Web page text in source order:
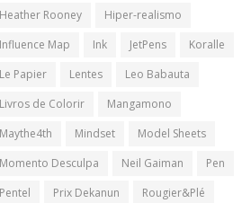
Heather Rooney
Hiper-realismo
Influence Map
Ink JetPens
Koralle
Le Papier
Lentes
Leo Babauta
Livros de Colorir
Mangamono
Maythe4th
Mindset
Model Sheets
Momento Desculpa
Neil Gaiman
Pen
Pentel
Prix Dekanun
Rougier&Plé